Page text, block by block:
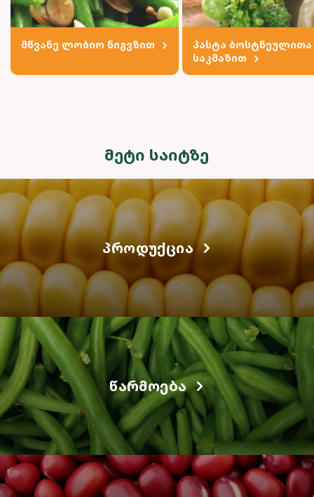
მწვანე ლობიო ნიგვზით
პასტა
საკმაზით
ᲛᲔᲢᲘ ᲡᲐᲘᲢᲖᲔ
ᲞᲠᲝᲓᲣᲥᲪᲘᲐ
ᲬᲐᲠᲛᲝᲔᲑᲐ